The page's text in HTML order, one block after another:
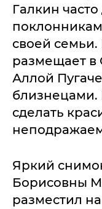
Галкин
своей
размещает в
Аллой
близнецами.
сделать
Яркий
Борисовны
разместил